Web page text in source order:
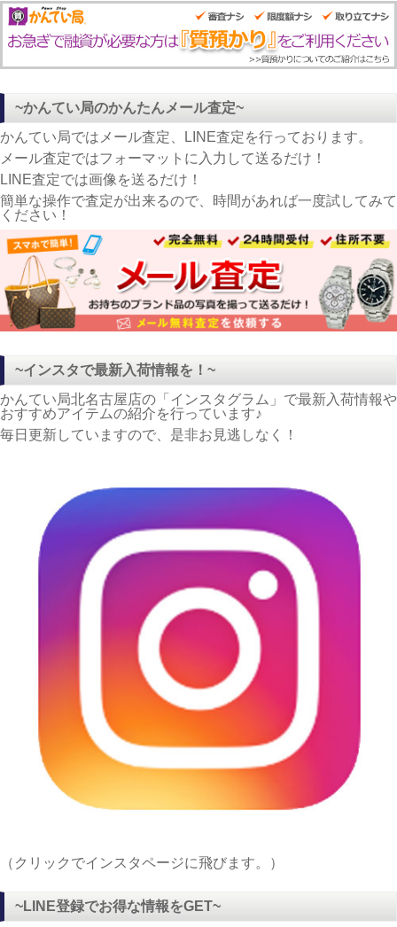
~かんてい局のかんたんメール査定~
かんてい局ではメール査定、LINE査定を行っております。
メール査定ではフォーマットに入力して送るだけ！
LINE査定では画像を送るだけ！
簡単な操作で査定が出来るので、時間があれば一度試してみて
ください！
~インスタで最新入荷情報を！~
かんてい局北名古屋店の「インスタグラム」で最新入荷情報や
おすすめアイテムの紹介を行っています♪
毎日更新していますので、是非お見逃しなく！
（クリックでインスタページに飛びます。）
~LINE登録でお得な情報をGET~